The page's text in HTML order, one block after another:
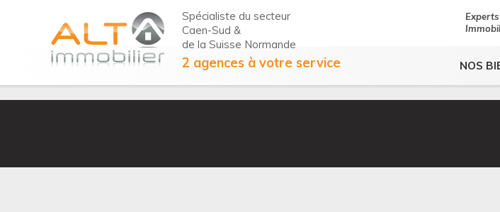
Experts
Spécialiste du secteur
Caen-Sud &
de la Suisse Normande
2 agences à votre service
NOS
NORMANDIE, entre Condé en